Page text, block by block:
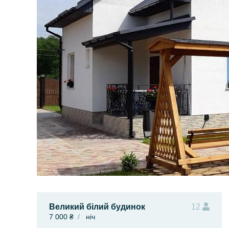
Великий білий будинок 12
7 000 ₴ ніч